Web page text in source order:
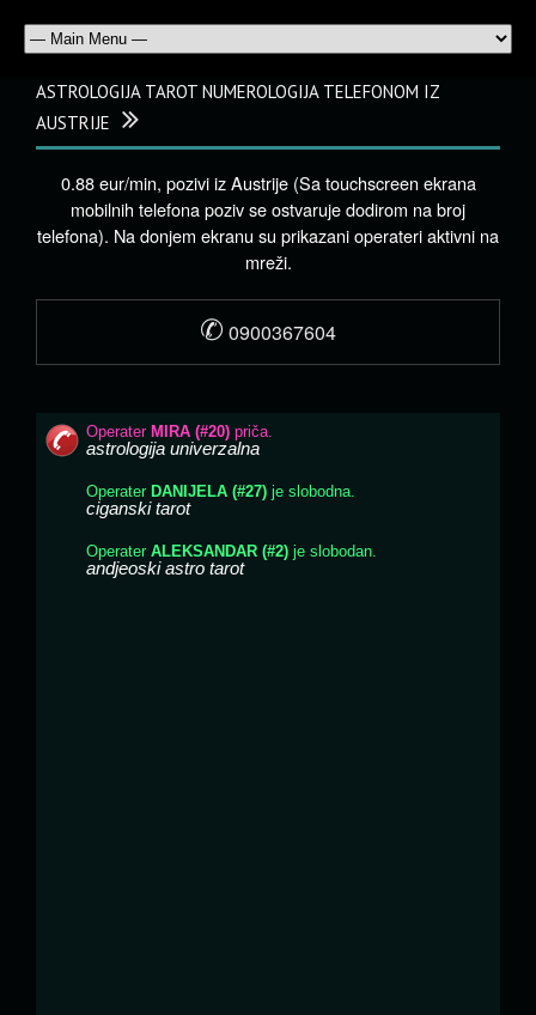
ASTROLOGIJA TAROT NUMEROLOGIJA TELEFONOM IZ
AUSTRIJE
0.88 eur/min, pozivi iz Austrije (Sa touchscreen ekrana
mobilnih telefona poziv se ostvaruje dodirom na broj
telefona). Na donjem ekranu su prikazani operateri aktivni na
mreži.
✆ 0900367604